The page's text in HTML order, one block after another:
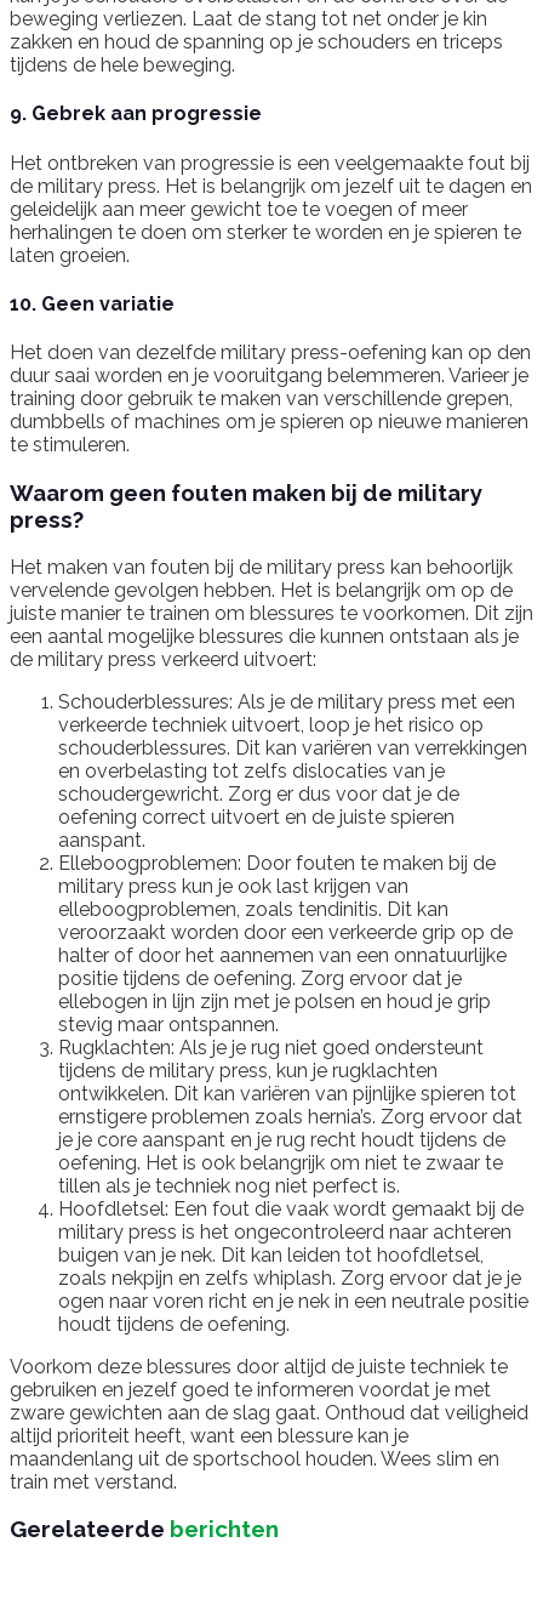
beweging verliezen. Laat de stang tot net onder je kin
zakken en houd de spanning op je schouders en triceps
tijdens de hele beweging.
9. Gebrek aan progressie
Het ontbreken van progressie is een veelgemaakte fout bij
de military press. Het is belangrijk om jezelf uit te dagen en
geleidelijk aan meer gewicht toe te voegen of meer
herhalingen te doen om sterker te worden en je spieren te
laten groeien.
10. Geen variatie
Het doen van dezelfde military press-oefening kan op den
duur saai worden en je vooruitgang belemmeren. Varieer je
training door gebruik te maken van verschillende grepen,
dumbbells of machines om je spieren op nieuwe manieren
te stimuleren.
Waarom geen fouten maken bij de military
press?
Het maken van fouten bij de military press kan behoorlijk
vervelende gevolgen hebben. Het is belangrijk om op de
juiste manier te trainen om blessures te voorkomen. Dit zijn
een aantal mogelijke blessures die kunnen ontstaan als je
de military press verkeerd uitvoert:
Schouderblessures: Als je de military press met een
verkeerde techniek uitvoert, loop je het risico op
schouderblessures. Dit kan variëren van verrekkingen
en overbelasting tot zelfs dislocaties van je
schoudergewricht. Zorg er dus voor dat je de
oefening correct uitvoert en de juiste spieren
aanspant.
Elleboogproblemen: Door fouten te maken bij de
military press kun je ook last krijgen van
elleboogproblemen, zoals tendinitis. Dit kan
veroorzaakt worden door een verkeerde grip op de
halter of door het aannemen van een onnatuurlijke
positie tijdens de oefening. Zorg ervoor dat je
ellebogen in lijn zijn met je polsen en houd je grip
stevig maar ontspannen.
Rugklachten: Als je je rug niet goed ondersteunt
tijdens de military press, kun je rugklachten
ontwikkelen. Dit kan variëren van pijnlijke spieren tot
ernstigere problemen zoals hernia’s. Zorg ervoor dat
je je core aanspant en je rug recht houdt tijdens de
oefening. Het is ook belangrijk om niet te zwaar te
tillen als je techniek nog niet perfect is.
Hoofdletsel: Een fout die vaak wordt gemaakt bij de
military press is het ongecontroleerd naar achteren
buigen van je nek. Dit kan leiden tot hoofdletsel,
zoals nekpijn en zelfs whiplash. Zorg ervoor dat je je
ogen naar voren richt en je nek in een neutrale positie
houdt tijdens de oefening.
Voorkom deze blessures door altijd de juiste techniek te
gebruiken en jezelf goed te informeren voordat je met
zware gewichten aan de slag gaat. Onthoud dat veiligheid
altijd prioriteit heeft, want een blessure kan je
maandenlang uit de sportschool houden. Wees slim en
train met verstand.
Gerelateerde berichten